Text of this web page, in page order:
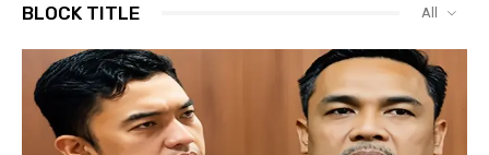
BLOCK TITLE All